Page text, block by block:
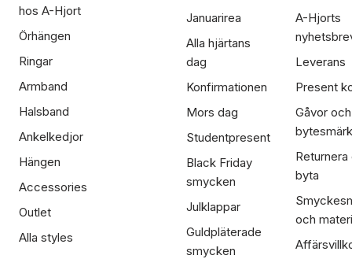
hos A-Hjort
Örhängen
Ringar
Armband
Halsband
Ankelkedjor
Hängen
Accessories
Outlet
Alla styles
Januarirea
Alla hjärtans
dag
Konfirmationen
Mors dag
Studentpresent
Black Friday
smycken
Julklappar
Guldpläterade
smycken
A-Hjorts
Leverans
Present
Gåvor och
Returnera
byta
och